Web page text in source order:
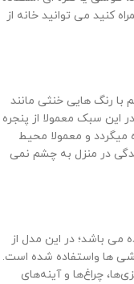
کنید می توانید خانه از
با رنگ هایی خنثی مانند
سبک معمولا از پنجره
میگردد و معمولا محیط
در منزل به چشم نمی
باشد؛ در این مدل از
ها واستفاده شده است.
چراغ‌ها و آینه‌های